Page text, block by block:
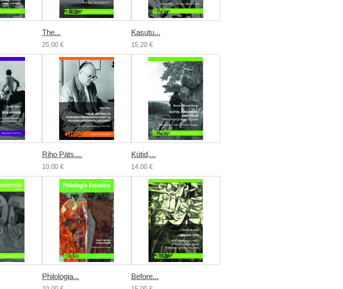
The...
25,00 €
Kasutu...
15,20 €
Riho Päts....
10,00 €
Kütid,...
14,00 €
Philologia... Before...